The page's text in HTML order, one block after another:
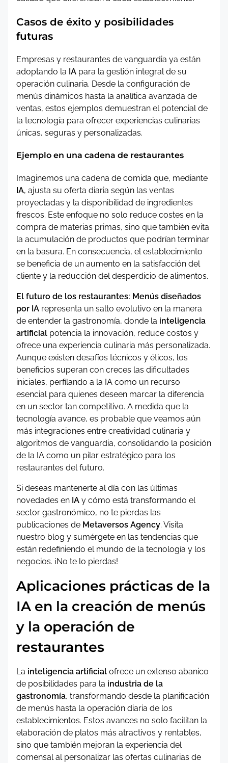
Casos de éxito y posibilidades
futuras
Empresas y restaurantes de vanguardia ya están
adoptando la IA para la gestión integral de su
operación culinaria. Desde la configuración de
menús dinámicos hasta la analítica avanzada de
ventas, estos ejemplos demuestran el potencial de
la tecnología para ofrecer experiencias culinarias
únicas, seguras y personalizadas.
Ejemplo en una cadena de restaurantes
Imaginemos una cadena de comida que, mediante
IA, ajusta su oferta diaria según las ventas
proyectadas y la disponibilidad de ingredientes
frescos. Este enfoque no solo reduce costes en la
compra de materias primas, sino que también evita
la acumulación de productos que podrían terminar
en la basura. En consecuencia, el establecimiento
se beneficia de un aumento en la satisfacción del
cliente y la reducción del desperdicio de alimentos.
El futuro de los restaurantes: Menús diseñados
por IA representa un salto evolutivo en la manera
de entender la gastronomía, donde la inteligencia
artificial potencia la innovación, reduce costos y
ofrece una experiencia culinaria más personalizada.
Aunque existen desafíos técnicos y éticos, los
beneficios superan con creces las dificultades
iniciales, perfilando a la IA como un recurso
esencial para quienes deseen marcar la diferencia
en un sector tan competitivo. A medida que la
tecnología avance, es probable que veamos aún
más integraciones entre creatividad culinaria y
algoritmos de vanguardia, consolidando la posición
de la IA como un pilar estratégico para los
restaurantes del futuro.
Si deseas mantenerte al día con las últimas
novedades en IA y cómo está transformando el
sector gastronómico, no te pierdas las
publicaciones de Metaversos Agency. Visita
nuestro blog y sumérgete en las tendencias que
están redefiniendo el mundo de la tecnología y los
negocios. ¡No te lo pierdas!
Aplicaciones prácticas de la
IA en la creación de menús
y la operación de
restaurantes
La inteligencia artificial ofrece un extenso abanico
de posibilidades para la industria de la
gastronomía, transformando desde la planificación
de menús hasta la operación diaria de los
establecimientos. Estos avances no solo facilitan la
elaboración de platos más atractivos y rentables,
sino que también mejoran la experiencia del
comensal al personalizar las ofertas culinarias de